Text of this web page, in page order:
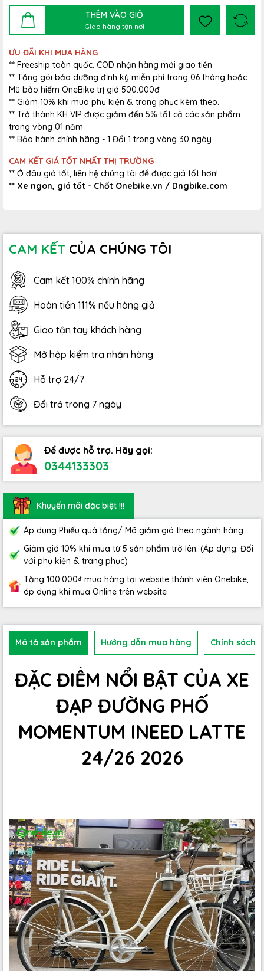
THÊM VÀO GIỎ
Giao hàng tận nơi
ƯU ĐÃI KHI MUA HÀNG
** Freeship toàn quốc. COD nhận hàng mới giao tiền
** Tặng gói bảo dưỡng định kỳ miễn phí trong 06 tháng hoặc
Mũ bảo hiểm OneBike trị giá 500.000đ
** Giảm 10% khi mua phụ kiện & trang phục kèm theo.
** Trở thành KH VIP được giảm đến 5% tất cả các sản phẩm
trong vòng 01 năm
** Bảo hành chính hãng - 1 Đổi 1 trong vòng 30 ngày
CAM KẾT GIÁ TỐT NHẤT THỊ TRƯỜNG
** Ở đâu giá tốt, liên hệ chúng tôi để được giá tốt hơn!
** Xe ngon, giá tốt - Chốt Onebike.vn / Dngbike.com
CAM KẾT CỦA CHÚNG TÔI
Cam kết 100% chính hãng
Hoàn tiền 111% nếu hàng giả
Giao tận tay khách hàng
Mở hộp kiểm tra nhận hàng
Hỗ trợ 24/7
Đổi trả trong 7 ngày
Để được hỗ trợ. Hãy gọi:
0344133303
Khuyến mãi đặc biệt !!!
Áp dụng Phiếu quà tặng/ Mã giảm giá theo ngành hàng.
Giảm giá 10% khi mua từ 5 sản phẩm trở lên. (Áp dụng: Đối
với phụ kiện & trang phục)
Tặng 100.000₫ mua hàng tại website thành viên Onebike,
áp dụng khi mua Online trên website
Mô tả sản phẩm Hướng dẫn mua hàng Chính sách
ĐẶC ĐIỂM NỔI BẬT CỦA XE
ĐẠP ĐƯỜNG PHỐ
MOMENTUM INEED LATTE
24/26 2026